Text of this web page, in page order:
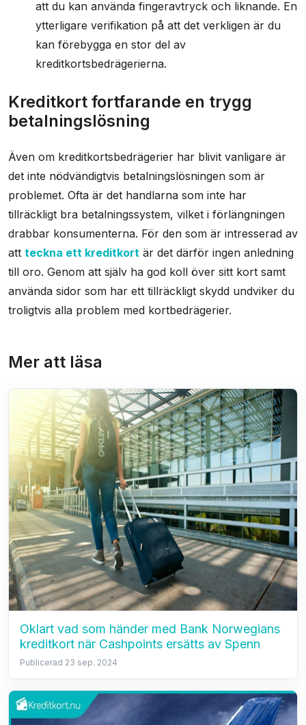
att du kan använda fingeravtryck och liknande. En
ytterligare verifikation på att det verkligen är du
kan förebygga en stor del av
kreditkortsbedrägerierna.
Kreditkort fortfarande en trygg
betalningslösning
Även om kreditkortsbedrägerier har blivit vanligare är
det inte nödvändigtvis betalningslösningen som är
problemet. Ofta är det handlarna som inte har
tillräckligt bra betalningssystem, vilket i förlängningen
drabbar konsumenterna. För den som är intresserad av
att teckna ett kreditkort är det därför ingen anledning
till oro. Genom att själv ha god koll över sitt kort samt
använda sidor som har ett tillräckligt skydd undviker du
troligtvis alla problem med kortbedrägerier.
Mer att läsa
Oklart vad som händer med Bank Norwegians
kreditkort när Cashpoints ersätts av Spenn
Publicerad 23 sep. 2024